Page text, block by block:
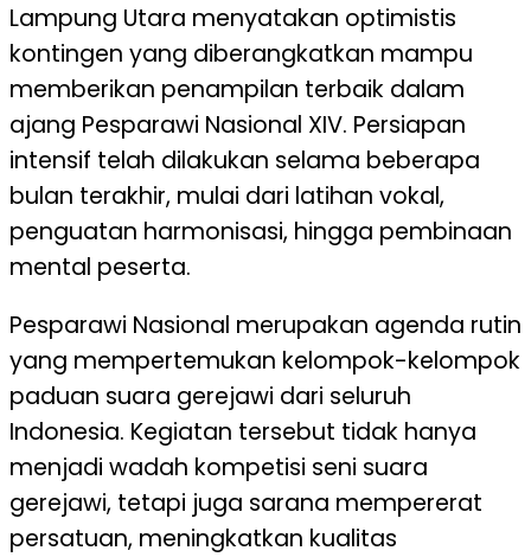
Lampung Utara menyatakan optimistis
kontingen yang diberangkatkan mampu
memberikan penampilan terbaik dalam
ajang Pesparawi Nasional XIV. Persiapan
intensif telah dilakukan selama beberapa
bulan terakhir, mulai dari latihan vokal,
penguatan harmonisasi, hingga pembinaan
mental peserta.
Pesparawi Nasional merupakan agenda rutin
yang mempertemukan kelompok-kelompok
paduan suara gerejawi dari seluruh
Indonesia. Kegiatan tersebut tidak hanya
menjadi wadah kompetisi seni suara
gerejawi, tetapi juga sarana mempererat
persatuan, meningkatkan kualitas